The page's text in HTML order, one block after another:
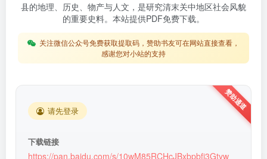
县的地理、历史、物产与人文，是研究清末关中地区社会风貌
的重要史料。本站提供PDF免费下载。
关注微信公众号免费获取提取码，赞助书友可在网站直接查看，
感谢您对小站的支持
请先登录
下载链接
https://pan.baidu.com/s/10wM85RCHcJBxbpbfj3Gtyw